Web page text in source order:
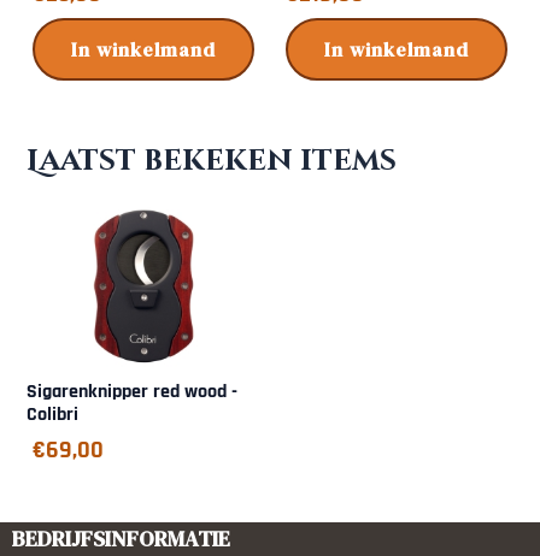
In winkelmand In winkelmand
Laatst bekeken items
Sigarenknipper red wood -
Colibri
€69,00
BEDRIJFSINFORMATIE